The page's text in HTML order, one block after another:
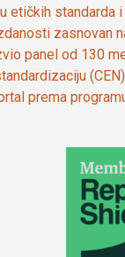
etičkih standarda
zasnovan
panel od 130
prema